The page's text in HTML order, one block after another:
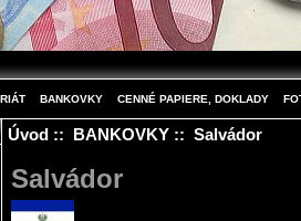
BANKOVKY CENNÉ PAPIERE, DOKLADY
Úvod:: BANKOVKY:: Salvádor
Salvádor